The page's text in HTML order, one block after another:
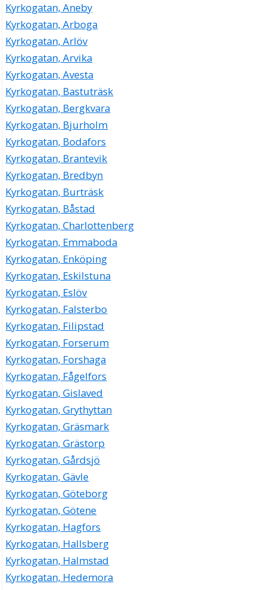
Kyrkogatan, Aneby
Kyrkogatan, Arboga
Kyrkogatan, Arlöv
Kyrkogatan, Arvika
Kyrkogatan, Avesta
Kyrkogatan, Bastuträsk
Kyrkogatan, Bergkvara
Kyrkogatan, Bjurholm
Kyrkogatan, Bodafors
Kyrkogatan, Brantevik
Kyrkogatan, Bredbyn
Kyrkogatan, Burträsk
Kyrkogatan, Båstad
Kyrkogatan, Charlottenberg
Kyrkogatan, Emmaboda
Kyrkogatan, Enköping
Kyrkogatan, Eskilstuna
Kyrkogatan, Eslöv
Kyrkogatan, Falsterbo
Kyrkogatan, Filipstad
Kyrkogatan, Forserum
Kyrkogatan, Forshaga
Kyrkogatan, Fågelfors
Kyrkogatan, Gislaved
Kyrkogatan, Grythyttan
Kyrkogatan, Gräsmark
Kyrkogatan, Grästorp
Kyrkogatan, Gårdsjö
Kyrkogatan, Gävle
Kyrkogatan, Göteborg
Kyrkogatan, Götene
Kyrkogatan, Hagfors
Kyrkogatan, Hallsberg
Kyrkogatan, Halmstad
Kyrkogatan, Hedemora